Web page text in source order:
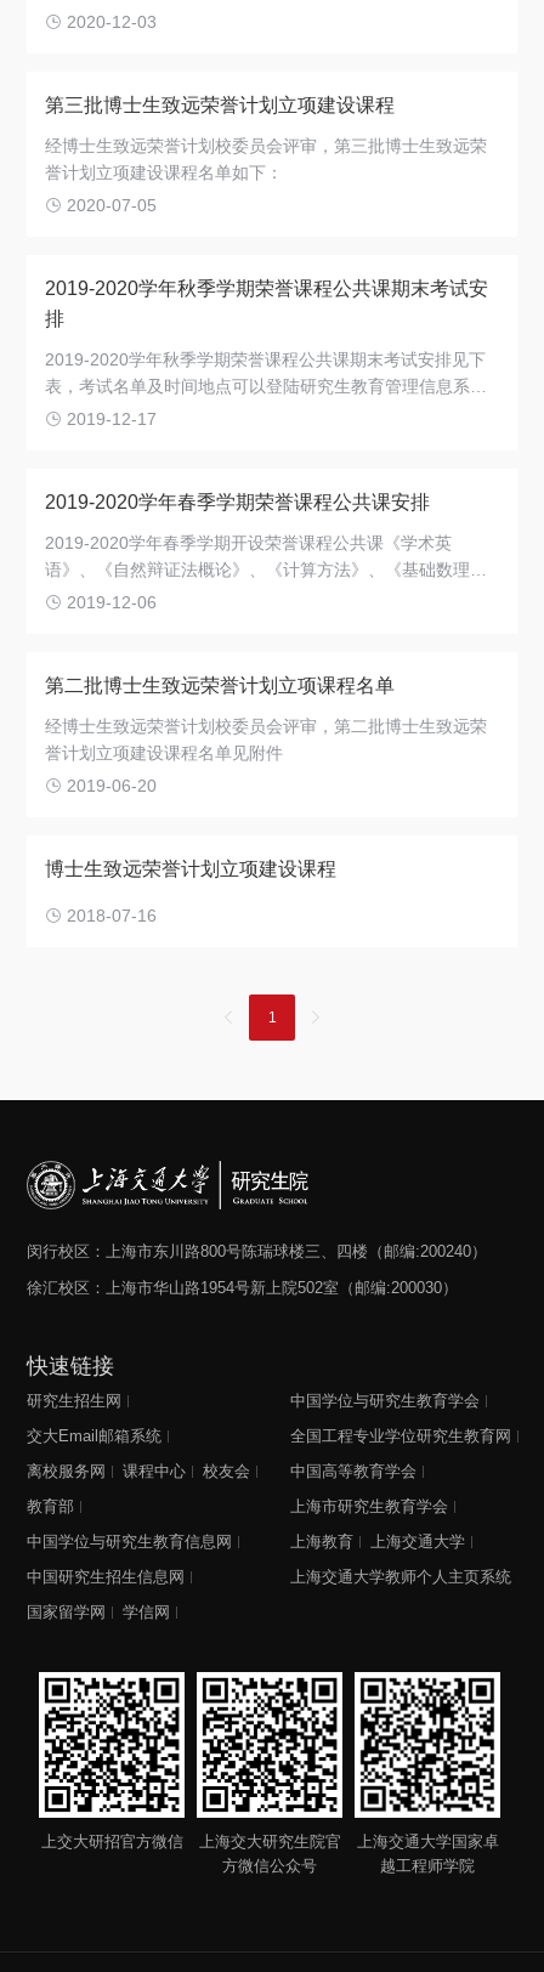
下。2020-12-03
第三批博士生致远荣誉计划立项建设课程
经博士生致远荣誉计划校委员会评审，第三批博士生致远荣
誉计划立项建设课程名单如下：
2020-07-05
2019-2020学年秋季学期荣誉课程公共课期末考试安
排
2019-2020学年秋季学期荣誉课程公共课期末考试安排见下
表，考试名单及时间地点可以登陆研究生教育管理信息系统
查询或查看附件。如有疑问请致电34207426，或至陈瑞球楼
2019-12-17
2019-2020学年春季学期荣誉课程公共课安排
2019-2020学年春季学期开设荣誉课程公共课《学术英
语》、《自然辩证法概论》、《计算方法》、《基础数理统
计》，具体安排如下。
2019-12-06
第二批博士生致远荣誉计划立项课程名单
经博士生致远荣誉计划校委员会评审，第二批博士生致远荣
誉计划立项建设课程名单见附件
2019-06-20
博士生致远荣誉计划立项建设课程
2018-07-16
1
闵行校区：上海市东川路800号陈瑞球楼三、四楼（邮编:200240）
徐汇校区：上海市华山路1954号新上院502室（邮编:200030）
快速链接
研究生招生网
交大Email邮箱系统
离校服务网
课程中心
校友会
教育部
中国学位与研究生教育信息网
中国研究生招生信息网
国家留学网
学信网
中国学位与研究生教育学会
全国工程专业学位研究生教育网
中国高等教育学会
上海市研究生教育学会
上海教育
上海交通大学
上海交通大学教师个人主页系统
上交大研招官方微信
上海交大研究生院官
方微信公众号
上海交通大学国家卓
越工程师学院